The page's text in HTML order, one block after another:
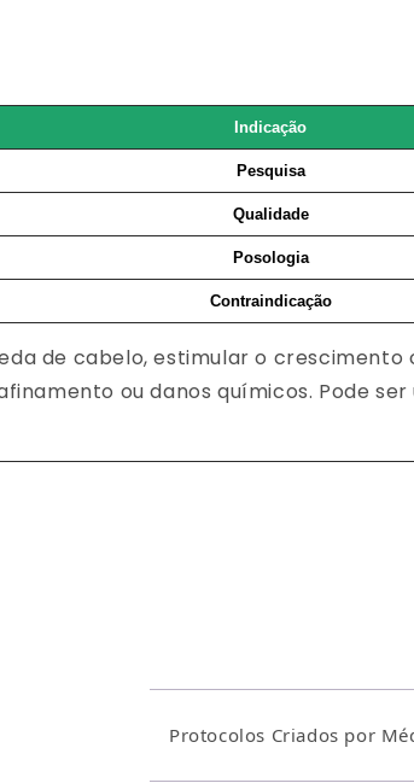
Indicação
Pesquisa
Qualidade
Posologia
Contraindicação
de cabelo, estimular o
ou danos químicos. Pode
Comparação:
Protocolos Criados por